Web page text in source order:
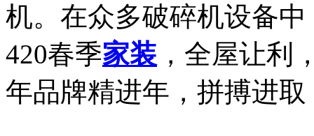
机。在众多破碎机设备中
420春季家装 ，全屋让利
年品牌精进年，拼搏进